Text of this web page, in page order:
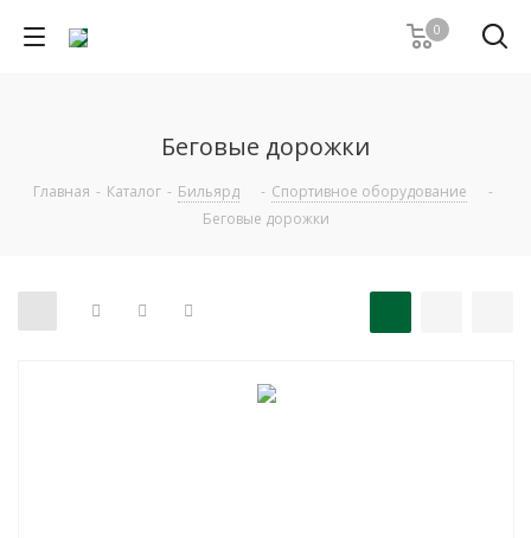
0
Беговые дорожки
Главная - Каталог - Бильярд - Спортивное оборудование
-
Беговые дорожки